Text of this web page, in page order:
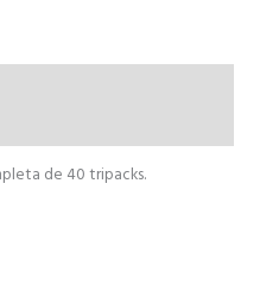
de 40 tripacks.